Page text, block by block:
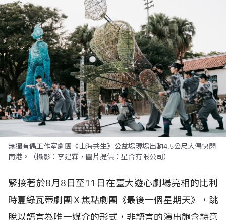
無獨有偶工作室劇團《山海共生》公益場現場出動4.5公尺大偶快閃
南港。（攝影：李建霖，圖片提供：星合有限公司）
緊接著於8月8 日至11日在臺大遊心劇場亮相的比利
時夏綠瓦蒂劇團Ｘ焦點劇團《最後一個星期天》，跳
脫以語言為唯一媒介的形式，非語言的演出飽含詩意